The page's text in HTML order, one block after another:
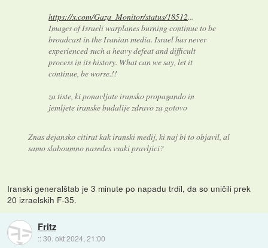
https://x.com/Gaza_Monitor/status/18512...
Images of Israeli warplanes burning continue to be
broadcast in the Iranian media. Israel has never
experienced such a heavy defeat and difficult
process in its history. What can we say, let it
continue, be worse.!!
za tiste, ki ponavljate iransko propagando in
jemljete iranske budalije zdravo za gotovo
Znas dejansko citirat kak iranski medij, ki naj bi to objavil, al
samo slaboumno nasedes vsaki pravljici?
Iranski generalštab je 3 minute po napadu trdil, da so uničili prek
20 izraelskih F-35.
Fritz
::30. okt 2024, 21:00